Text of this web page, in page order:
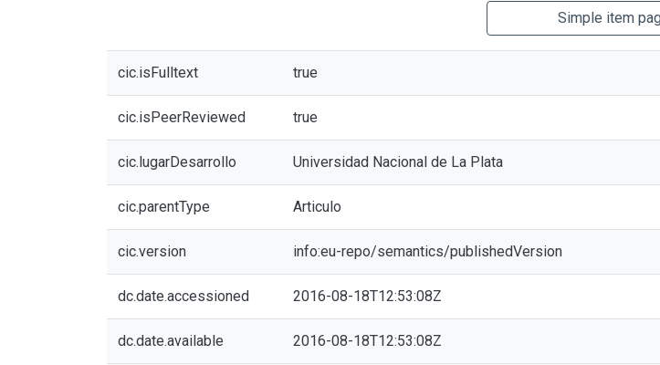
Simple item
cic.isFulltext true
cic.isPeerReviewed true
cic.lugarDesarrollo Universidad Nacional de La Plata
cic.parentType Articulo
cic.version info:eu-repo/semantics/publishedVersion
dc.date.accessioned 2016-08-18T12:53:08Z
dc.date.available 2016-08-18T12:53:08Z